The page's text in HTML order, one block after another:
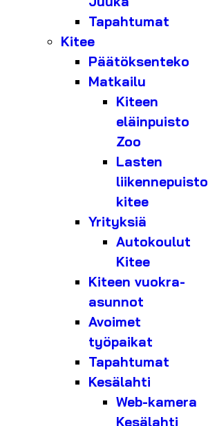
Tapahtumat
Kitee
Päätöksenteko
Matkailu
Kiteen
eläinpuisto
Zoo
Lasten
liikennepuisto
kitee
Yrityksiä
Autokoulut
Kitee
Kiteen vuokra-
asunnot
Avoimet
työpaikat
Tapahtumat
Kesälahti
Web-kamera
Kesälahti